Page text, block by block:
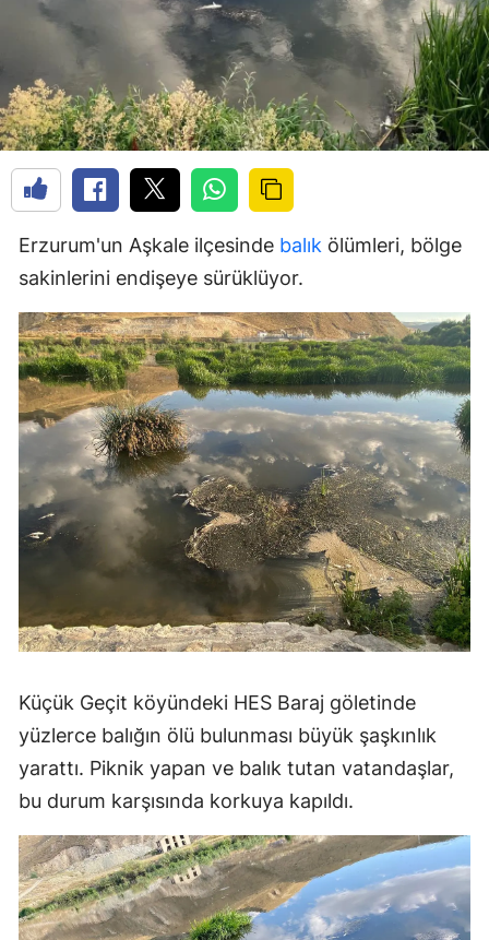
Erzurum'un Aşkale ilçesinde balık ölümleri, bölge
sakinlerini endişeye sürüklüyor.
Küçük Geçit köyündeki HES Baraj göletinde
yüzlerce balığın ölü bulunması büyük şaşkınlık
yarattı. Piknik yapan ve balık tutan vatandaşlar,
bu durum karşısında korkuya kapıldı.